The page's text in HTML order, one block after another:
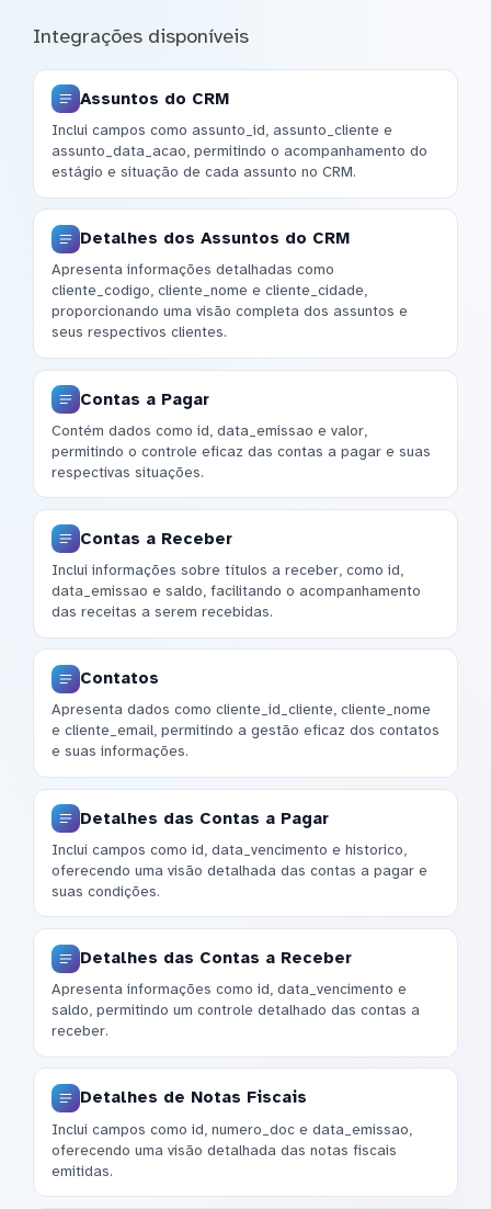
Integrações disponíveis
Assuntos do CRM
Inclui campos como assunto_id, assunto_cliente e
assunto_data_acao, permitindo o acompanhamento do
estágio e situação de cada assunto no CRM.
Detalhes dos Assuntos do CRM
Apresenta informações detalhadas como
cliente_codigo, cliente_nome e cliente_cidade,
proporcionando uma visão completa dos assuntos e
seus respectivos clientes.
Contas a Pagar
Contém dados como id, data_emissao e valor,
permitindo o controle eficaz das contas a pagar e suas
respectivas situações.
Contas a Receber
Inclui informações sobre títulos a receber, como id,
data_emissao e saldo, facilitando o acompanhamento
das receitas a serem recebidas.
Contatos
Apresenta dados como cliente_id_cliente, cliente_nome
e cliente_email, permitindo a gestão eficaz dos contatos
e suas informações.
Detalhes das Contas a Pagar
Inclui campos como id, data_vencimento e historico,
oferecendo uma visão detalhada das contas a pagar e
suas condições.
Detalhes das Contas a Receber
Apresenta informações como id, data_vencimento e
saldo, permitindo um controle detalhado das contas a
receber.
Detalhes de Notas Fiscais
Inclui campos como id, numero_doc e data_emissao,
oferecendo uma visão detalhada das notas fiscais
emitidas.